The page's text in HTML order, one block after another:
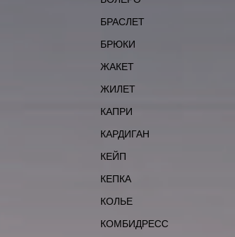
БРАСЛЕТ
БРЮКИ
ЖАКЕТ
ЖИЛЕТ
КАПРИ
КАРДИГАН
КЕЙП
КЕПКА
КОЛЬЕ
КОМБИДРЕСС